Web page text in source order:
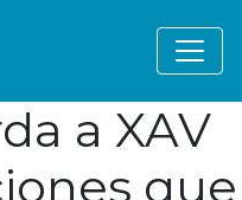
a XAV
que